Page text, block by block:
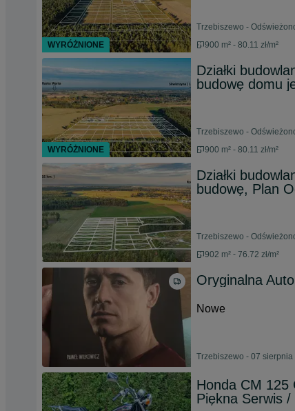
Trzebiszewo -
900 m² - 80.11 zł/m²
Działki
budowę domu
Trzebiszewo -
900 m² - 80.11 zł/m²
Działki
budowę, Plan
Trzebiszewo -
902 m² - 76.72 zł/m²
Oryginalna
Nowe
Trzebiszewo - 07 sierpnia
Honda CM 125
Piękna Serwis
WYRÓŻNIONE
WYRÓŻNIONE